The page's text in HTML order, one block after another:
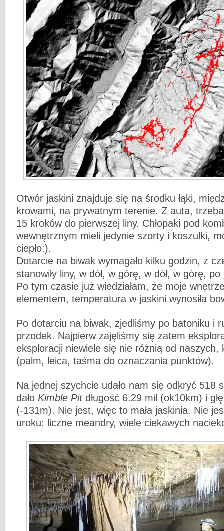
Otwór jaskini znajduje się na środku łąki,
krowami, na prywatnym terenie. Z auta,
15 kroków do pierwszej liny. Chłopaki pod
wewnętrznym mieli jedynie szorty i koszulki,
ciepło:).
Dotarcie na biwak wymagało kilku godzin, z
stanowiły liny, w dół, w górę, w dół, w górę,
Po tym czasie już wiedziałam, że moje
elementem, temperatura w jaskini wynosiła
Po dotarciu na biwak, zjedliśmy po batoniku i
przodek. Najpierw zajęliśmy się zatem
eksploracji niewiele się nie różnią od naszych,
(palm, leica, taśma do oznaczania punktów).
Na jednej szychcie udało nam się odkryć 518
dało Kimble Pitdługość 6.29 mil (ok10km) i
(-131m). Nie jest, więc to mała jaskinia. Nie
uroku: liczne meandry, wiele ciekawych